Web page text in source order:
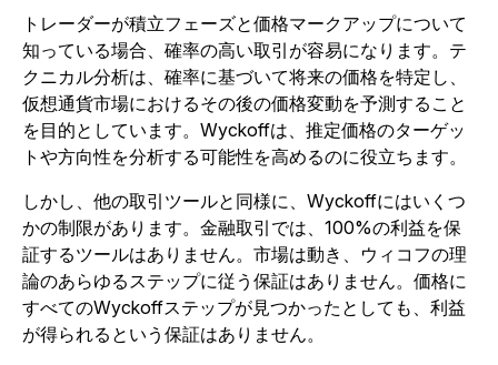
トレーダーが積立フェーズと価格マークアップについて
知っている場合、確率の高い取引が容易になります。テ
クニカル分析は、確率に基づいて将来の価格を特定し、
仮想通貨市場におけるその後の価格変動を予測すること
を目的としています。Wyckoffは、推定価格のターゲッ
トや方向性を分析する可能性を高めるのに役立ちます。
しかし、他の取引ツールと同様に、Wyckoffにはいくつ
かの制限があります。金融取引では、100%の利益を保
証するツールはありません。市場は動き、ウィコフの理
論のあらゆるステップに従う保証はありません。価格に
すべてのWyckoffステップが見つかったとしても、利益
が得られるという保証はありません。